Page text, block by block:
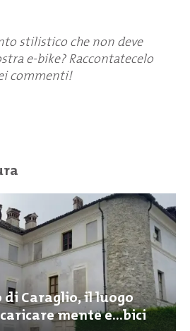
stilistico che non deve
e-bike? Raccontatecelo
commenti!
di Caraglio, il luogo
mente e…bici